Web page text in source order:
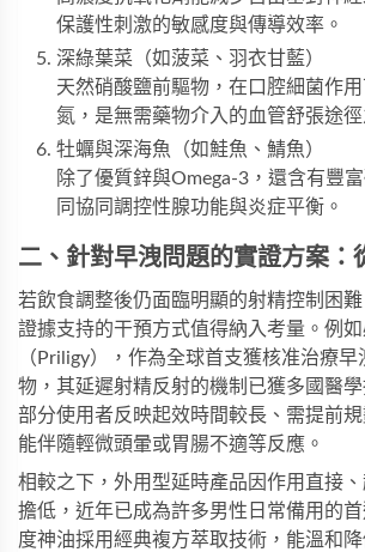
保護性刺激的敏感度與傳導效率。
深綠葉菜（如菠菜、羽衣甘藍）
天然硝酸鹽前驅物，在口腔細菌作
氮，是無需藥物介入的血管舒張途徑
牡蠣與深海魚（如鮭魚、鯖魚）
除了優質鋅與Omega-3，還含有豐
同協同調控性腺功能與炎症平衡。
二、針對早洩問題的實證方案：
若飲食調整後仍面臨明顯的射精控制困
證據支持的干預方式值得納入考量。例
（Priligy），作為全球首支獲核准治療早
物，其延遲射精反射的機制已獲多國醫學
部分使用者反映起效時間較長、需提前規
能伴隨輕微頭暈或胃腸不適等反應。
相較之下，外用型延時產品因作用直接
擔低，近年已成為許多男性日常備用的首
度神油採用經典複方萃取技術，能溫和